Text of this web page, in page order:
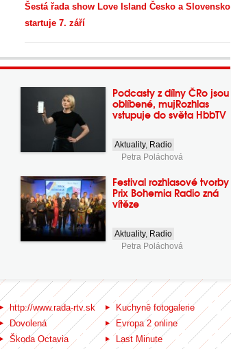
Šestá řada show Love Island Česko a Slovensko
startuje 7. září
Podcasty z dílny ČRo jsou
oblíbené, mujRozhlas
vstupuje do světa HbbTV
Aktuality, Radio
Petra Poláchová
Festival rozhlasové tvorby
Prix Bohemia Radio zná
vítěze
Aktuality, Radio
Petra Poláchová
http://www.rada-rtv.sk
Kuchyně fotogalerie
Dovolená
Evropa 2 online
Škoda Octavia
Last Minute